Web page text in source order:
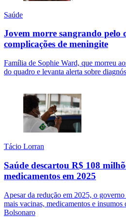
Saúde
Jovem morre sangrando pelo
complicações de meningite
Família de Sophie Ward, que morreu
do quadro e levanta alerta sobre
Tácio Lorran
Saúde descartou R$ 108
medicamentos em 2025
Apesar da redução em 2025, o
mais vacinas, medicamentos e insumos
Bolsonaro